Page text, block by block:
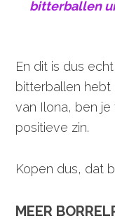
bitterballen
En dit is dus
bitterballen
van Ilona, ben
positieve zin.
Kopen dus, dat
MEER